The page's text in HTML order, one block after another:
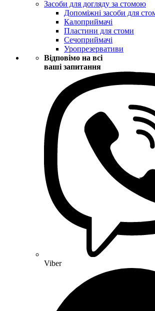
Засоби для догляду за стомою
Допоміжні засоби для
Калоприймачі
Пластини для стоми
Сечоприймачі
Уропрезервативи
Відповімо на всі
ваші запитання
Viber